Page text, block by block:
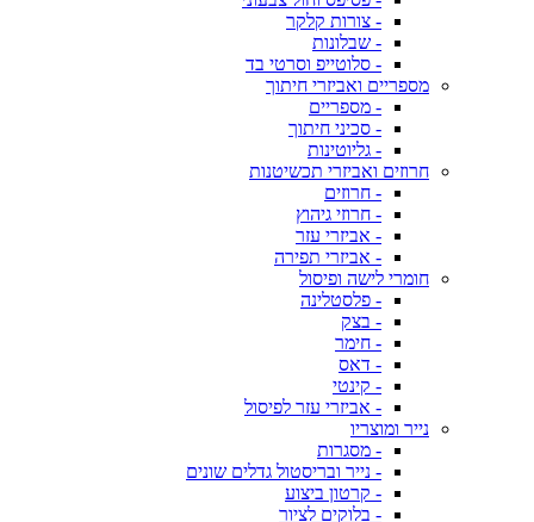
- צורות קלקר
- שבלונות
- סלוטייפ וסרטי בד
מספריים ואביזרי חיתוך
- מספריים
- סכיני חיתוך
- גליוטינות
חרוזים ואביזרי תכשיטנות
- חרוזים
- חרוזי גיהוץ
- אביזרי עזר
- אביזרי תפירה
חומרי לישה ופיסול
- פלסטלינה
- בצק
- חימר
- דאס
- קינטי
- אביזרי עזר לפיסול
נייר ומוצריו
- מסגרות
- נייר ובריסטול גדלים שונים
- קרטון ביצוע
- בלוקים לציור